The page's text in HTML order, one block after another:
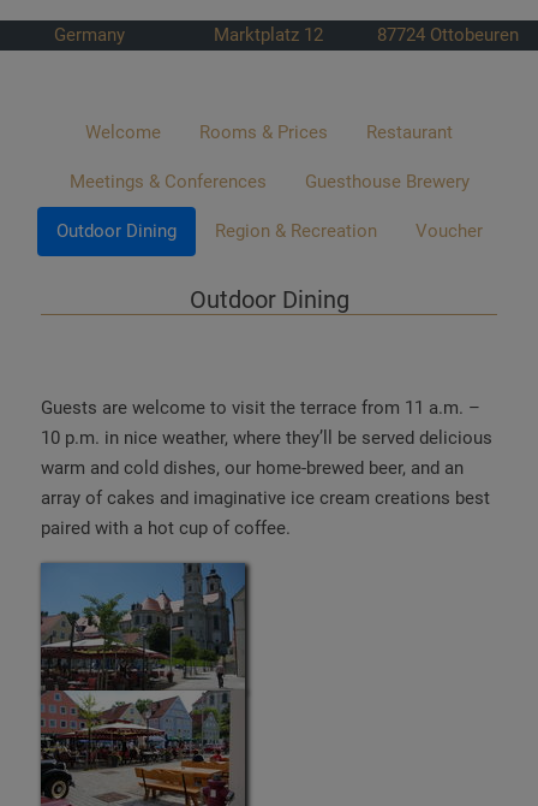
Germany Marktplatz 12 87724 Ottobeuren
Welcome Rooms & Prices Restaurant
Meetings & Conferences Guesthouse Brewery
Outdoor Dining Region & Recreation Voucher
Outdoor Dining
Guests are welcome to visit the terrace from 11 a.m. –
10 p.m. in nice weather, where they’ll be served delicious
warm and cold dishes, our home-brewed beer, and an
array of cakes and imaginative ice cream creations best
paired with a hot cup of coffee.